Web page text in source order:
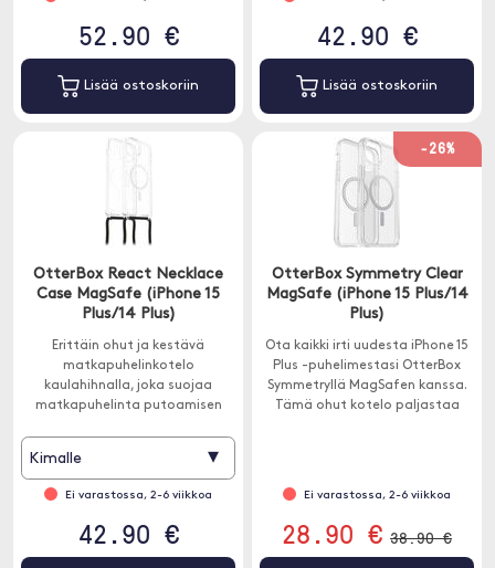
52.90 €
Lisää ostoskoriin
42.90 €
Lisää ostoskoriin
OtterBox React Necklace
Case MagSafe (iPhone 15
Plus/14 Plus)
Erittäin ohut ja kestävä
matkapuhelinkotelo
kaulahihnalla, joka suojaa
matkapuhelinta putoamisen
saumattomaan
vuorovaikutukseen MagSafen
Kimalle ▾
Ei varastossa, 2-6 viikkoa
42.90 €
-26%
OtterBox Symmetry Clear
MagSafe (iPhone 15 Plus/14
Plus)
Ota kaikki irti uudesta iPhone 15
Plus -puhelimestasi OtterBox
Symmetryllä MagSafen kanssa.
Tämä ohut kotelo paljastaa
Ei varastossa, 2-6 viikkoa
28.90 € 38.90 €